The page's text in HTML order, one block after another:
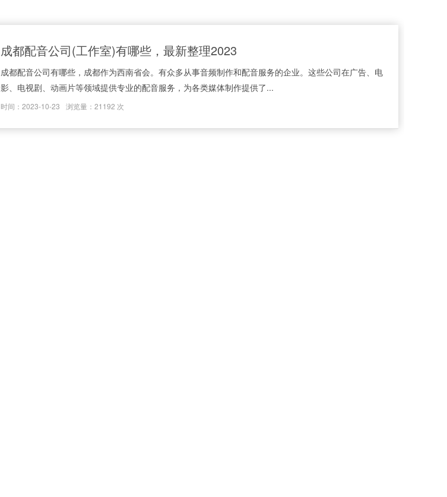
成都配音公司(工作室)有哪些，最新整理2023
成都配音公司有哪些，成都作为西南省会。有众多从事音频制作和配音服务的企业。这些公司在广告、电
影、电视剧、动画片等领域提供专业的配音服务，为各类媒体制作提供了...
时间：2023-10-23 浏览量：21192 次